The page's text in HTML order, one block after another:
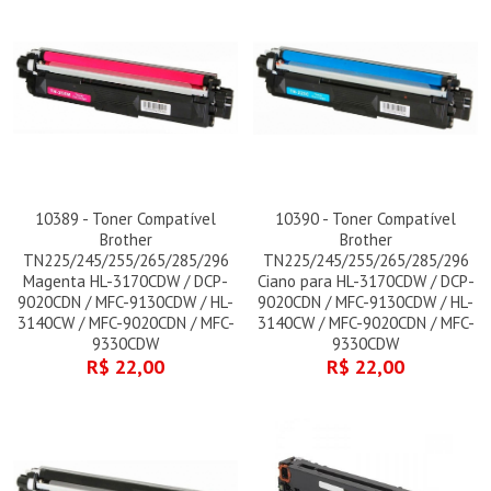
10389 - Toner Compatível
Brother
TN225/245/255/265/285/296
Magenta HL-3170CDW / DCP-
9020CDN / MFC-9130CDW / HL-
3140CW / MFC-9020CDN / MFC-
9330CDW
R$ 22,00
10390 - Toner Compatível
Brother
TN225/245/255/265/285/296
Ciano para HL-3170CDW / DCP-
9020CDN / MFC-9130CDW / HL-
3140CW / MFC-9020CDN / MFC-
9330CDW
R$ 22,00